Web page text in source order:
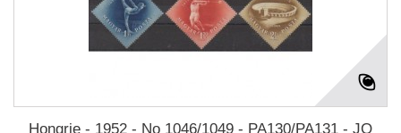
Hongrie - 1952 - No 1046/1049 - PA130/PA131 - JO